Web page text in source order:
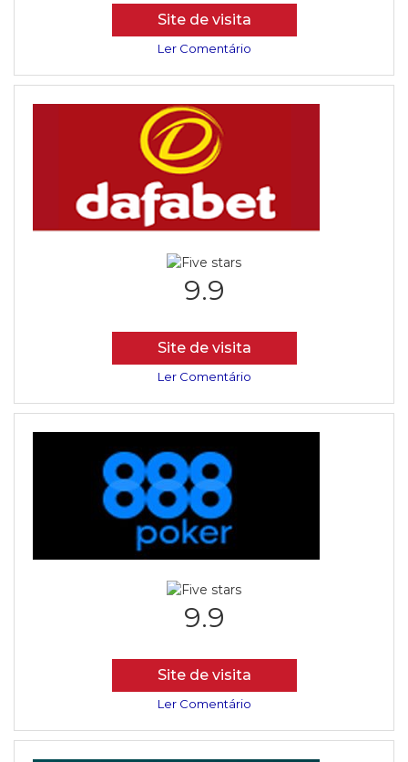
Site de visita
Ler Comentário
9.9
Site de visita
Ler Comentário
9.9
Site de visita
Ler Comentário